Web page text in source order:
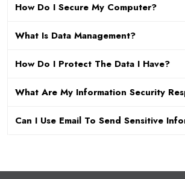
How Do I Secure My Computer?
What Is Data Management?
How Do I Protect The Data I Have?
What Are My Information Security
Can I Use Email To Send Sensitive